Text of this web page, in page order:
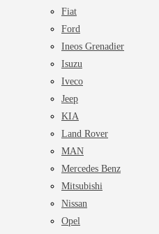
Fiat
Ford
Ineos Grenadier
Isuzu
Iveco
Jeep
KIA
Land Rover
MAN
Mercedes Benz
Mitsubishi
Nissan
Opel